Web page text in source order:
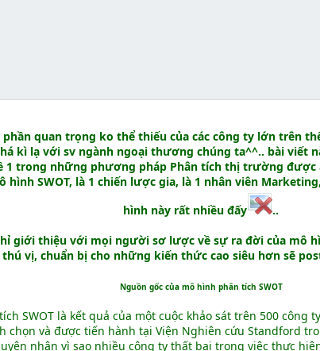
quan trọng ko thể thiếu của các công ty lớn trên
kì lạ với sv ngành ngoại thương chúng ta^^.. bài viết
1 trong những phương pháp Phân tích thị trường được
hình SWOT, là 1 chiến lược gia, là 1 nhân viên
hình này rất nhiều đấy
..
giới thiệu với mọi người sơ lược về sự ra đời của mô
vị, chuẩn bị cho những kiến thức cao siêu hơn sẽ
Nguồn gốc của mô hình phân tích SWOT
SWOT là kết quả của một cuộc khảo sát trên 500 công
chọn và được tiến hành tại Viện Nghiên cứu Standford
nhân vì sao nhiều công ty thất bại trong việc thực